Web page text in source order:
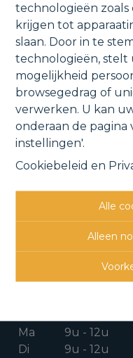
technologieën zoals
krijgen tot
slaan. Door in te
technologieën, stelt
mogelijkheid
browsegedrag of
verwerken. U kan
onderaan de pagina
instellingen'.
Cookiebeleid en
Alle
Alleen
Groenstraat
3 1 1
Verbindingsweg 41
1880 Kapelle-o/d-Bos
015 711 000
Ma 9u - 12u
Di
9u - 12u